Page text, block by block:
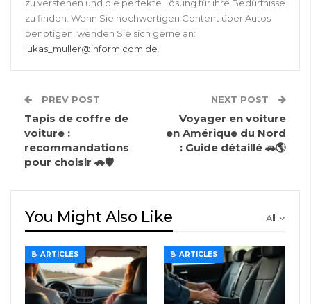
zu verstehen und die perfekte Lösung für ihre Bedürfnisse
zu finden. Wenn Sie hochwertigen Content über Autos
benötigen, wenden Sie sich gerne an:
lukas_muller@inform.com.de.
PREV POST
Tapis de coffre de
voiture :
recommandations
pour choisir 🚗🛡️
NEXT POST
Voyager en voiture
en Amérique du Nord
: Guide détaillé 🚗🌎
All
You Might Also Like
📝 ARTICLES 📝 ARTICLES